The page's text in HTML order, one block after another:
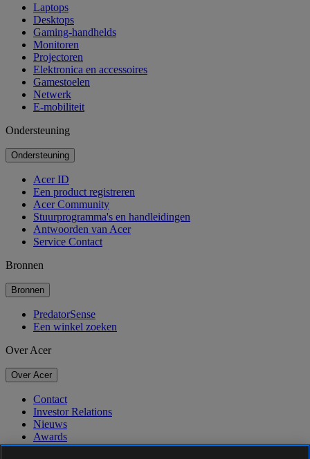
Laptops
Desktops
Gaming-handhelds
Monitoren
Projectoren
Elektronica en accessoires
Gamestoelen
Netwerk
E-mobiliteit
Ondersteuning
Ondersteuning
Acer ID
Een product registreren
Acer Community
Stuurprogramma's en handleidingen
Antwoorden van Acer
Service Contact
Bronnen
Bronnen
PredatorSense
Een winkel zoeken
Over Acer
Over Acer
Contact
Investor Relations
Nieuws
Awards
Evenementen